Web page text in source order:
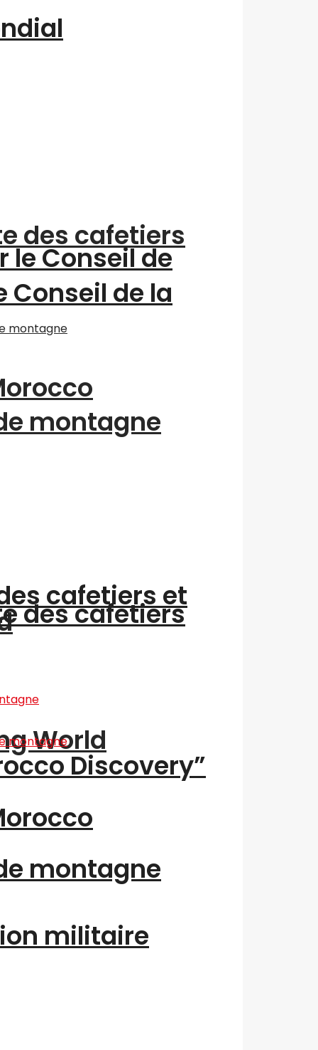
des cafetiers
montagne
World
le Conseil de
des cafetiers
montagne
Conseil de la
cafetiers et
Discovery”
militaire